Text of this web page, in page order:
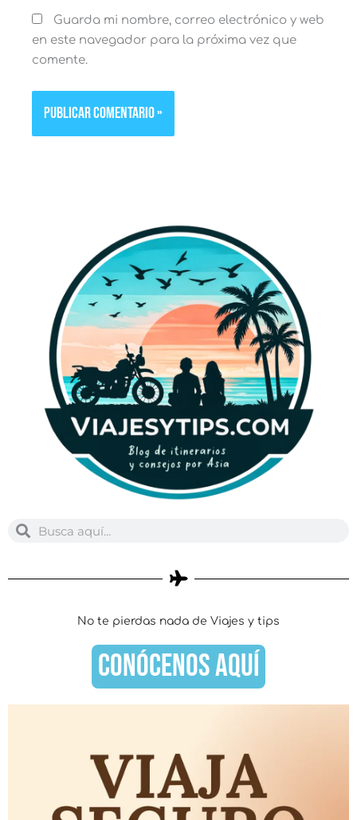
Guarda mi nombre, correo electrónico y web
en este navegador para la próxima vez que
comente.
BuscarBuscar
No te pierdas nada de Viajes y tips
CONÓCENOS AQUÍ